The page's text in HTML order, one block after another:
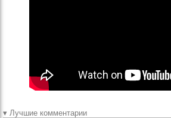
▾ Лучшие комментарии